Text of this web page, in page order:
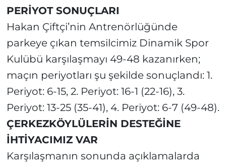
PERİYOT SONUÇLARI
Hakan Çiftçi’nin Antrenörlüğünde
parkeye çıkan temsilcimiz Dinamik Spor
Kulübü karşılaşmayı 49-48 kazanırken;
maçın periyotları şu şekilde sonuçlandı: 1.
Periyot: 6-15, 2. Periyot: 16-1 (22-16), 3.
Periyot: 13-25 (35-41), 4. Periyot: 6-7 (49-48).
ÇERKEZKÖYLÜLERİN DESTEĞİNE
İHTİYACIMIZ VAR
Karşılaşmanın sonunda açıklamalarda